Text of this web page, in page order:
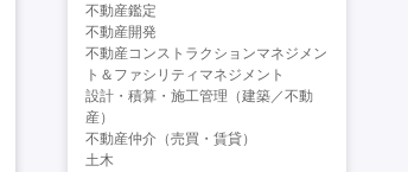
不動産鑑定
不動産開発
不動産コンストラクションマネジメン
ト＆ファシリティマネジメント
設計・積算・施工管理（建築／不動
産）
不動産仲介（売買・賃貸）
土木